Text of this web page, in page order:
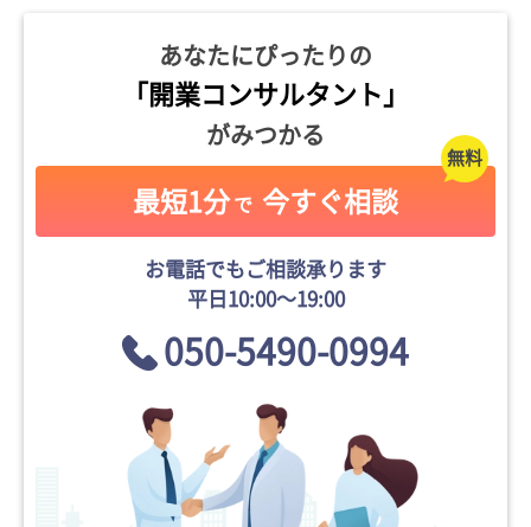
あなたにぴったりの
「開業コンサルタント」
がみつかる
最短1分 で 今すぐ相談
お電話でもご相談承ります
平日10:00〜19:00
050-5490-0994